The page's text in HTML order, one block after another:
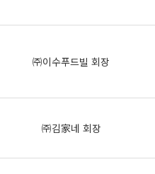
㈜이수푸드빌 회장
㈜김家네 회장